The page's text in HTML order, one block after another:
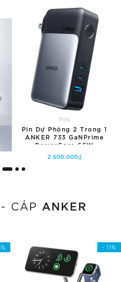
PIN
Pin Dự Phòng 2 Trong 1
ANKER 733 GaNPrime
PowerCore 65W
2.500.000₫
CÁP ANKER
- 11%